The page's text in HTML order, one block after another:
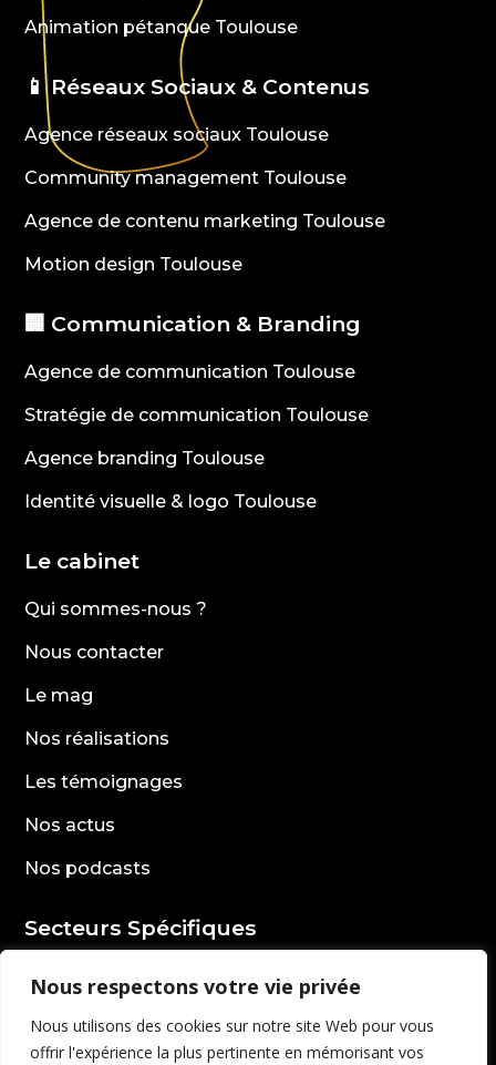
Nous respectons votre vie privée
Nous utilisons des cookies sur notre site Web pour vous
offrir l'expérience la plus pertinente en mémorisant vos
Animation pétanque Toulouse
📱 Réseaux Sociaux & Contenus
Agence réseaux sociaux Toulouse
Community management Toulouse
Agence de contenu marketing Toulouse
Motion design Toulouse
🏢 Communication & Branding
Agence de communication Toulouse
Stratégie de communication Toulouse
Agence branding Toulouse
Identité visuelle & logo Toulouse
Le cabinet
Qui sommes-nous ?
Nous contacter
Le mag
Nos réalisations
Les témoignages
Nos actus
Nos podcasts
Secteurs Spécifiques
Secteur rencontre
Secteur vidéo surveillance